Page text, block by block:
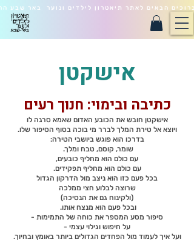
ברוכים הבאים לאתר תיאטרון לילדים ונוער באר שבע
אישקטן
כתיבה ובימוי: חנוך רעים
אישקטן חובש את הכובע האדום שאמא סרגה לו
ויוצא אל טירת המלך לברר מי בוכה בסוף הסיפור שלו.
בדרכו הוא פוגש ביושבי הטירה:
שומר, קוסם, טבח ומלך.
עם כולם הוא מחליף כובעים,
עם כולם הוא מחליף תפקידים.
בכל פעם כזו הוא ניצב מול הדרקון הגדול
שרוצה לבלוע חצי ממלכה
(ולקינוח גם את הנסיכה)
ובכל פעם הוא מנצח אותו.
סיפור מסע המספר את כוחה של התמימות -
על חיפוש וגילוי עצמי -
ועל איך לעמוד מול הפחדים הגדולים ביותר באומץ ובחיוך.